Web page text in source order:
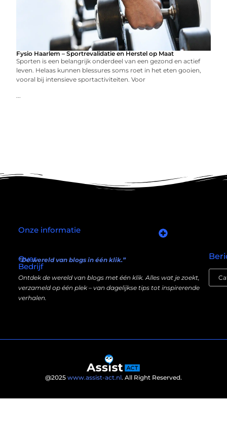
Fysio Haarlem – Sportrevalidatie en Herstel op Maat
Sporten is een belangrijk onderdeel van een gezond en actief
leven. Helaas kunnen blessures soms roet in het eten gooien,
vooral bij intensieve sportactiviteiten. Voor
...
Over
Bedrijf
“De wereld van blogs in één klik.”
Ontdek de wereld van blogs met één klik. Alles wat je zoekt,
verzameld op één plek – van dagelijkse tips tot inspirerende
verhalen.
Onze informatie
@2025 www.assist-act.nl. All Right Reserved.